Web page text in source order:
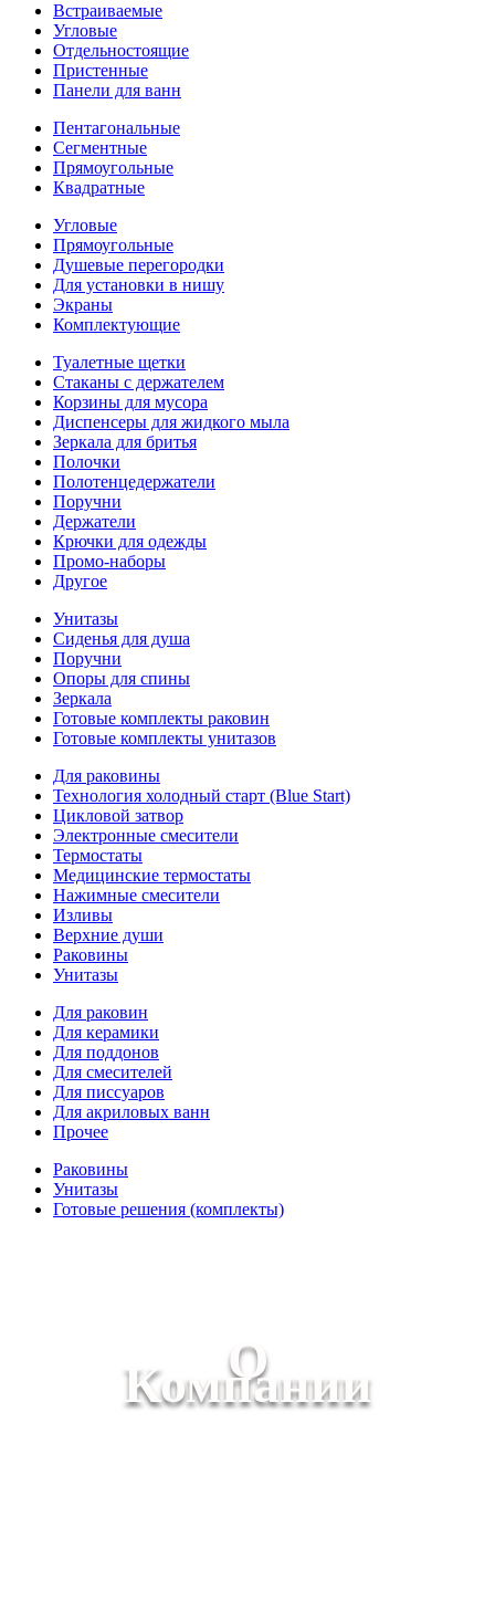
Встраиваемые
Угловые
Отдельностоящие
Пристенные
Панели для ванн
Пентагональные
Сегментные
Прямоугольные
Квадратные
Угловые
Прямоугольные
Душевые перегородки
Для установки в нишу
Экраны
Комплектующие
Туалетные щетки
Стаканы с держателем
Корзины для мусора
Диспенсеры для жидкого мыла
Зеркала для бритья
Полочки
Полотенцедержатели
Поручни
Держатели
Крючки для одежды
Промо-наборы
Другое
Унитазы
Сиденья для душа
Поручни
Опоры для спины
Зеркала
Готовые комплекты раковин
Готовые комплекты унитазов
Для раковины
Технология холодный старт (Blue Start)
Цикловой затвор
Электронные смесители
Термостаты
Медицинские термостаты
Нажимные смесители
Изливы
Верхние души
Раковины
Унитазы
Для раковин
Для керамики
Для поддонов
Для смесителей
Для писсуаров
Для акриловых ванн
Прочее
Раковины
Унитазы
Готовые решения (комплекты)
О
Компании